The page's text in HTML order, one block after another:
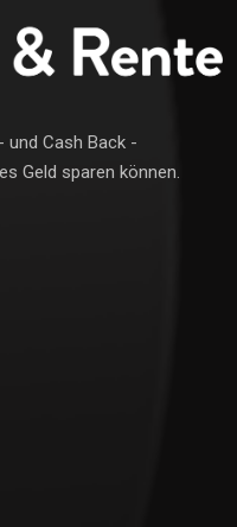
und Cash Back -
Geld sparen können.